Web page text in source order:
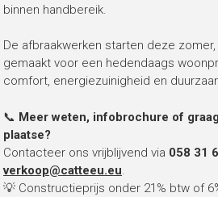
binnen handbereik.
De afbraakwerken starten deze
gemaakt voor een hedendaags
comfort, energiezuinigheid en
📞 Meer weten, infobrochure of
plaatse?
Contacteer ons vrijblijvend via 058 31
verkoop@catteeu.eu
💡 Constructieprijs onder 21% btw of